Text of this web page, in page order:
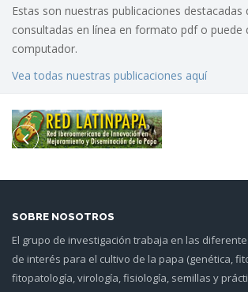
Estas son nuestras publicaciones destacadas
consultadas en línea en formato pdf o puede
computador.
Vea todas nuestras publicaciones aquí
SOBRE NOSOTROS
El grupo de investigación trabaja en las
de interés para el cultivo de la papa (genética,
fitopatología, virología, fisiología, semillas y